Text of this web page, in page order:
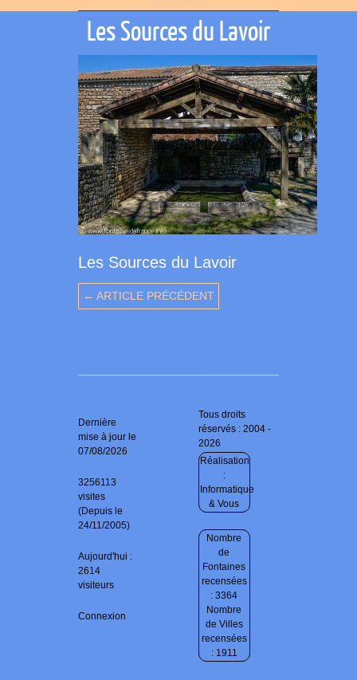
Les Sources du Lavoir
Les Sources du Lavoir
← ARTICLE PRÉCÉDENT
Dernière
mise à jour le
07/08/2026
3256113
visites
(Depuis le
24/11/2005)
Aujourd'hui :
2614
visiteurs
Connexion
Tous droits
réservés : 2004 -
2026
Réalisation
:
Informatique
& Vous
Nombre
de
Fontaines
recensées
: 3364
Nombre
de Villes
recensées
: 1911